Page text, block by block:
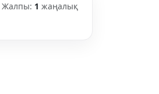
Жалпы: 1 жаңалық